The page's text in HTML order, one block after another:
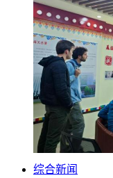
综合新闻